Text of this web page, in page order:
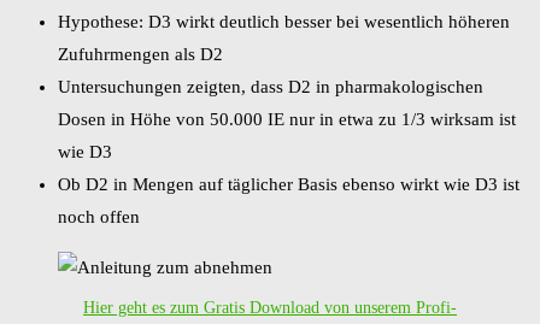
Hypothese: D3 wirkt deutlich besser bei wesentlich höheren
Zufuhrmengen als D2
Untersuchungen zeigten, dass D2 in pharmakologischen
Dosen in Höhe von 50.000 IE nur in etwa zu 1/3 wirksam ist
wie D3
Ob D2 in Mengen auf täglicher Basis ebenso wirkt wie D3 ist
noch offen
Hier geht es zum Gratis Download von unserem Profi-